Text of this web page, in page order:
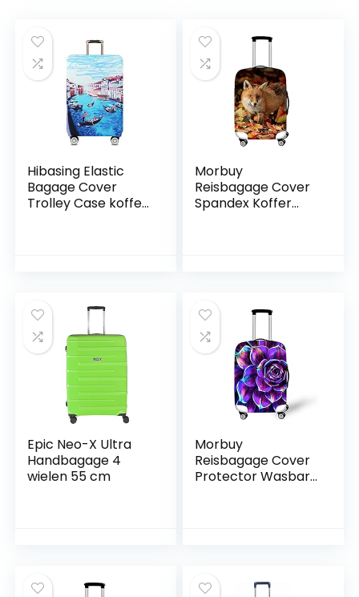
Hibasing Elastic
Bagage Cover
Trolley Case koffer
Morbuy
Reisbagage Cover
Spandex Koffer
Beschermende,
Esdoornblad, M
(22-24inch)
Epic Neo-X Ultra
Handbagage 4
wielen 55 cm
Morbuy
Reisbagage Cover
Protector Wasbare
Beschermende Tas